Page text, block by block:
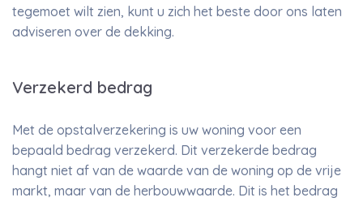
tegemoet wilt zien, kunt u zich het beste door ons laten
adviseren over de dekking.
Verzekerd bedrag
Met de opstalverzekering is uw woning voor een
bepaald bedrag verzekerd. Dit verzekerde bedrag
hangt niet af van de waarde van de woning op de vrije
markt, maar van de herbouwwaarde. Dit is het bedrag